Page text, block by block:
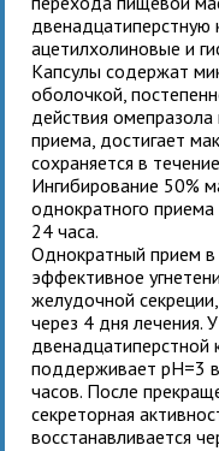
двенадцатиперстную
ацетилхолиновые и
Капсулысодержат
оболочкой,
действия омепразола
приема, достигает
сохраняется в
Ингибирование 50%
однократного
24 часа.
Однократный прием в
эффективное
желудочной
через 4 дня лечения.
двенадцатиперстной
поддерживает рН=3
часов. После
секреторная
восстанавливается